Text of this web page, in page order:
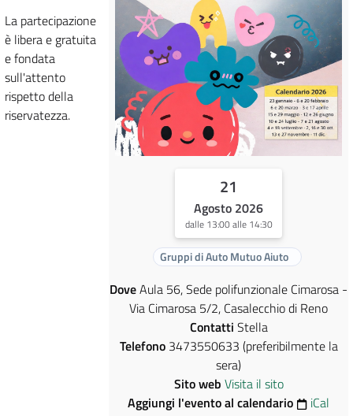
21
Agosto 2026
dalle 13:00 alle 14:30
Gruppi di Auto Mutuo Aiuto
DoveAula 56, Sede polifunzionale Cimarosa -
Via Cimarosa 5/2, Casalecchio di Reno
Contatti Stella
Telefono 3473550633 (preferibilmente la
sera)
Sito web Visita il sito
Aggiungi l'evento al calendario
iCal
La partecipazione
è libera e gratuita
e fondata
sull'attento
rispetto della
riservatezza.